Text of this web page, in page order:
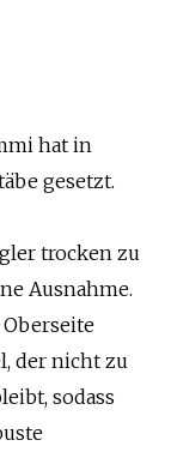
hat in
gesetzt.
trocken zu
Ausnahme.
der nicht zu
sodass